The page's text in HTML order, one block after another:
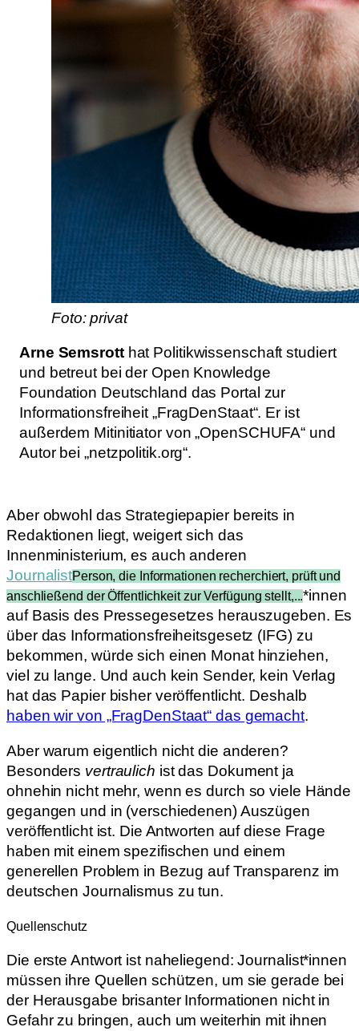
Foto: privat
Arne Semsrotthat Politikwissenschaft studiert
und betreut bei der Open Knowledge
Foundation Deutschland das Portal zur
Informationsfreiheit „FragDenStaat“. Er ist
außerdem Mitinitiator von „OpenSCHUFA“ und
Autor bei „netzpolitik.org“.
Aber obwohl das Strategiepapier bereits in
Redaktionen liegt, weigert sich das
Innenministerium, es auch anderen
JournalistPerson, die Informationen recherchiert, prüft und
anschließend der Öffentlichkeit zur Verfügung stellt,...*innen
auf Basis des Pressegesetzes herauszugeben. Es
über das Informationsfreiheitsgesetz (IFG) zu
bekommen, würde sich einen Monat hinziehen,
viel zu lange. Und auch kein Sender, kein Verlag
hat das Papier bisher veröffentlicht. Deshalb
haben wir von „FragDenStaat“ das gemacht.
Aber warum eigentlich nicht die anderen?
Besonders vertraulich ist das Dokument ja
ohnehin nicht mehr, wenn es durch so viele Hände
gegangen und in (verschiedenen) Auszügen
veröffentlicht ist. Die Antworten auf diese Frage
haben mit einem spezifischen und einem
generellen Problem in Bezug auf Transparenz im
deutschen Journalismus zu tun.
Quellenschutz
Die erste Antwort ist naheliegend: Journalist*innen
müssen ihre Quellen schützen, um sie gerade bei
der Herausgabe brisanter Informationen nicht in
Gefahr zu bringen, auch um weiterhin mit ihnen